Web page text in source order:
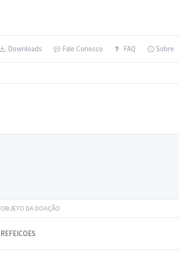
Downloads Fale Conosco FAQ Sobre
OBJETO DA DOAÇÃO
REFEICOES